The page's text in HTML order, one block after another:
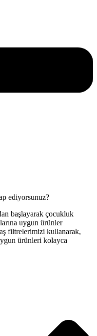
ediyorsunuz?
başlayarak çocukluk
uygun ürünler
filtrelerimizi kullanarak,
ürünleri kolayca